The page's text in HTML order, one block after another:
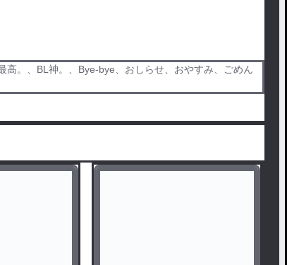
。、BL神。、Bye-bye、おしらせ、おやすみ、ごめん